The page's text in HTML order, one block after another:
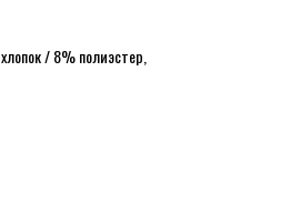
/ 8% полиэстер,